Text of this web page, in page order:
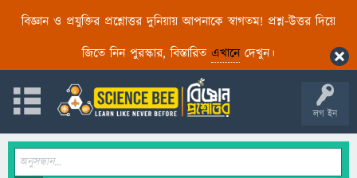
বিজ্ঞান ও প্রযুক্তির প্রশ্নোত্তর দুনিয়ায় আপনাকে স্বাগতম! প্রশ্ন-উত্তর দিয়ে
জিতে নিন পুরস্কার, বিস্তারিত এখানেদেখুন।
লগ ইন